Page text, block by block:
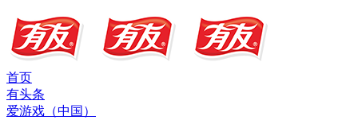
首页
有头条
爱游戏（中国）